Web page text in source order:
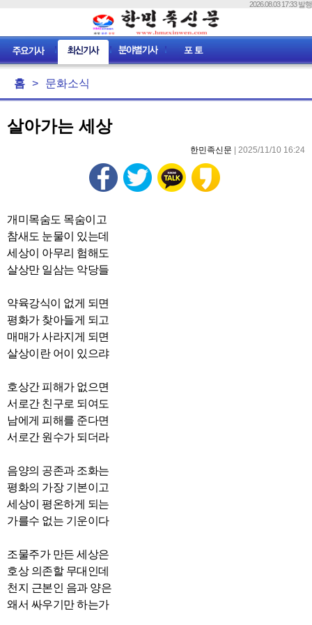
2026.08.03 17:33 발행
홈 > 문화소식
살아가는 세상
한민족신문 | 2025/11/10 16:24
개미목숨도 목숨이고
참새도 눈물이 있는데
세상이 아무리 험해도
살상만 일삼는 악당들
약육강식이 없게 되면
평화가 찾아들게 되고
매매가 사라지게 되면
살상이란 어이 있으랴
호상간 피해가 없으면
서로간 친구로 되여도
남에게 피해를 준다면
서로간 원수가 되더라
음양의 공존과 조화는
평화의 가장 기본이고
세상이 평온하게 되는
가를수 없는 기운이다
조물주가 만든 세상은
호상 의존할 무대인데
천지 근본인 음과 양은
왜서 싸우기만 하는가